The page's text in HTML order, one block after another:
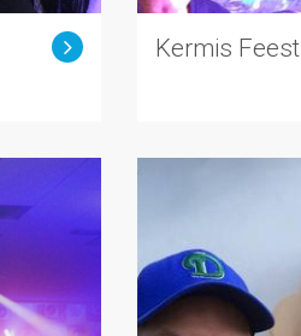
Kermis Feest